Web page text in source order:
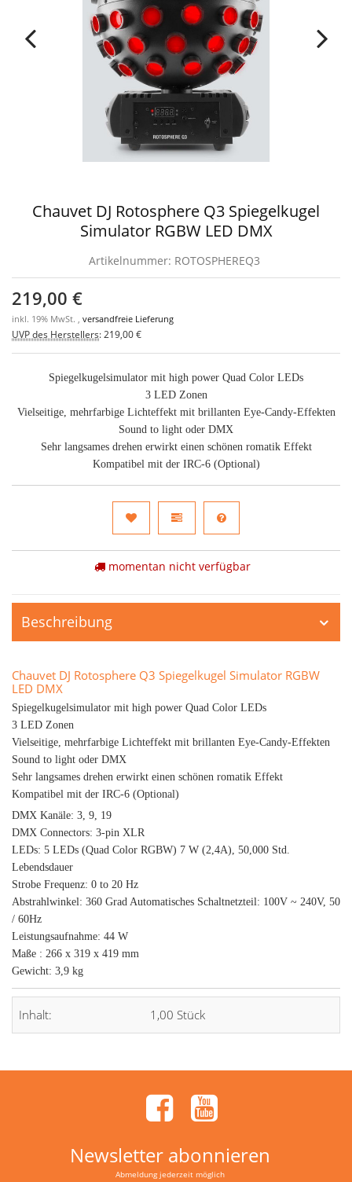
Chauvet DJ Rotosphere Q3 Spiegelkugel
Simulator RGBW LED DMX
Artikelnummer: ROTOSPHEREQ3
219,00 €
inkl. 19% MwSt. , versandfreie Lieferung
UVP des Herstellers: 219,00 €
Spiegelkugelsimulator mit high power Quad Color LEDs
3 LED Zonen
Vielseitige, mehrfarbige Lichteffekt mit brillanten Eye-Candy-Effekten
Sound to light oder DMX
Sehr langsames drehen erwirkt einen schönen romatik Effekt
Kompatibel mit der IRC-6 (Optional)
momentan nicht verfügbar
Beschreibung
Chauvet DJ Rotosphere Q3 Spiegelkugel Simulator RGBW
LED DMX
Spiegelkugelsimulator mit high power Quad Color LEDs
3 LED Zonen
Vielseitige, mehrfarbige Lichteffekt mit brillanten Eye-Candy-Effekten
Sound to light oder DMX
Sehr langsames drehen erwirkt einen schönen romatik Effekt
Kompatibel mit der IRC-6 (Optional)
DMX Kanäle: 3, 9, 19
DMX Connectors: 3-pin XLR
LEDs: 5 LEDs (Quad Color RGBW) 7 W (2,4A), 50,000 Std.
Lebendsdauer
Strobe Frequenz: 0 to 20 Hz
Abstrahlwinkel: 360 Grad Automatisches Schaltnetzteil: 100V ~ 240V, 50
/ 60Hz
Leistungsaufnahme: 44 W
Maße : 266 x 319 x 419 mm
Gewicht: 3,9 kg
Inhalt: 1,00 Stück
Newsletter abonnieren
Abmeldung jederzeit möglich